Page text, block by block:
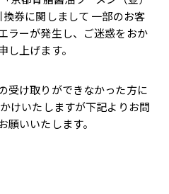
券に関しまして 一部のお客
ラーが発生し、ご迷惑をおか
し上げます。
受け取りができなかった方に
けいたしますが下記よりお問
願いいたします。